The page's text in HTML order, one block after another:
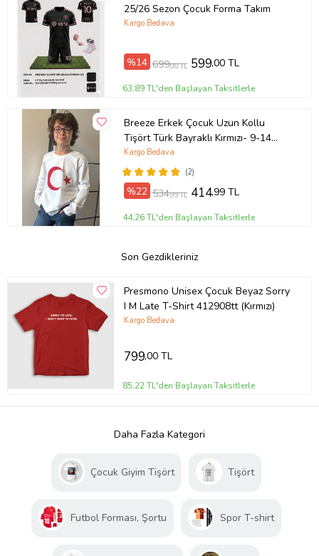
25/26 Sezon Çocuk Forma Takım
Kargo Bedava
%14 699,00 TL 599,00 TL
63,89 TL'den Başlayan Taksitlerle
Breeze Erkek Çocuk Uzun Kollu
Tişört Türk Bayraklı Kırmızı- 9-14
Yaş, Beyaz
(2)
Kargo Bedava
%22 534,99 TL 414,99 TL
44,26 TL'den Başlayan Taksitlerle
Son Gezdikleriniz
Presmono Unisex Çocuk Beyaz Sorry
I M Late T-Shirt 412908tt (Kırmızı)
Kargo Bedava
799,00 TL
85,22 TL'den Başlayan Taksitlerle
Daha Fazla Kategori
Çocuk Giyim Tişört Tişört
Futbol Forması, Şortu Spor T-shirt